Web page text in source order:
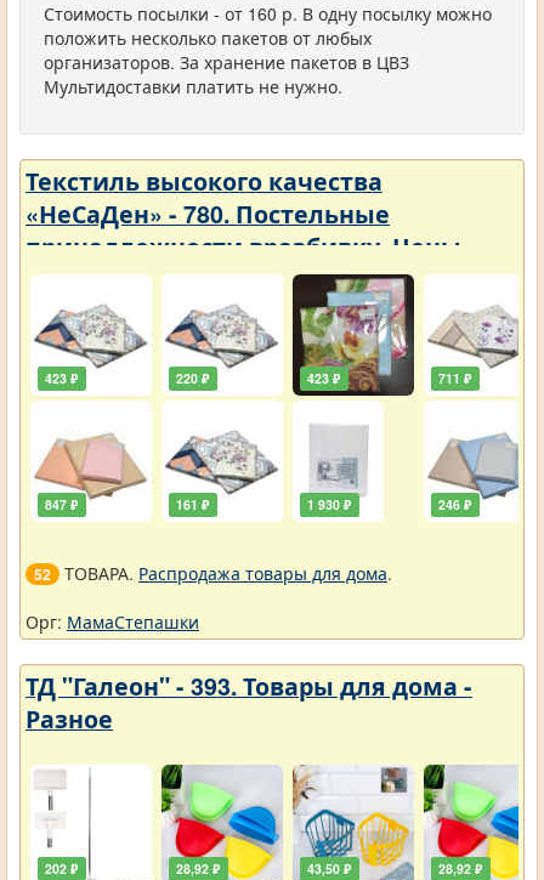
Стоимость посылки - от 160 р. В одну посылку можно
положить несколько пакетов от любых
организаторов. За хранение пакетов в ЦВЗ
Мультидоставки платить не нужно.
Текстиль высокого качества
«НеСаДен» - 780. Постельные
принадлежности вразбивку. Цены
упали
423 ₽
847 ₽
220 ₽
161 ₽
423 ₽
1 930 ₽
711 ₽
246 ₽
52 ТОВАРА. Распродажа товары для дома.
Орг: МамаСтепашки
ТД "Галеон" - 393. Товары для дома -
Разное
202 ₽ 28,92 ₽ 43,50 ₽ 28,92 ₽